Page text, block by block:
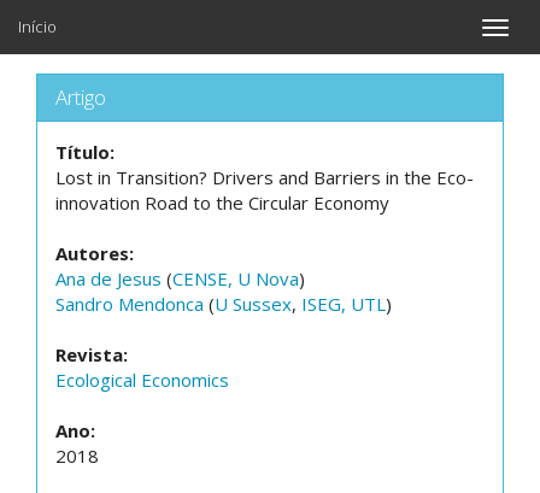
Toggle
Início
Artigo
Título:
Lost in Transition? Drivers and Barriers in the Eco-
innovation Road to the Circular Economy
Autores:
Ana de Jesus (CENSE, U Nova)
Sandro Mendonca (U Sussex, ISEG, UTL)
Revista:
Ecological Economics
Ano:
2018